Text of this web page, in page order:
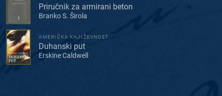
Priručnik za armirani beton
Branko S. Širola
AMERIČKA KNJIŽEVNOST
Duhanski put
Erskine Caldwell